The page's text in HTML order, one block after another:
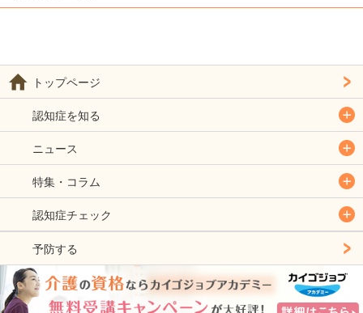
トップページ
認知症を知る
ニュース
特集・コラム
認知症チェック
予防する